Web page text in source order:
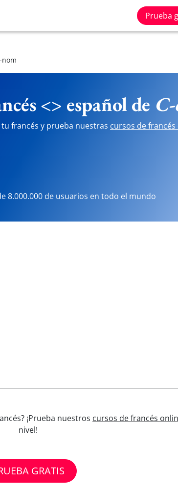
Prueba
nom
<> español de
francés y prueba nuestras cursos de
8.000.000 de usuarios en todo el mundo
¡Prueba nuestros cursos de francés
nivel!
GRATIS